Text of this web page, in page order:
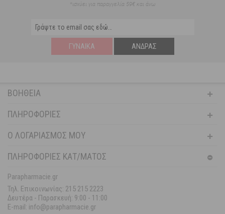
*ισχύει για παραγγελία 59€ και άνω
ΓΥΝΑΊΚΑ ΆΝΔΡΑΣ
ΒΟΉΘΕΙΑ
ΠΛΗΡΟΦΟΡΊΕΣ
Ο ΛΟΓΑΡΙΑΣΜΌΣ ΜΟΥ
ΠΛΗΡΟΦΟΡΙΕΣ ΚΑΤ/ΜΑΤΟΣ
Parapharmacie.gr
Τηλ. Επικοινωνίας: 215 215 2223
Δευτέρα - Παρασκευή: 9:00 - 11:00
E-mail: info@parapharmacie.gr